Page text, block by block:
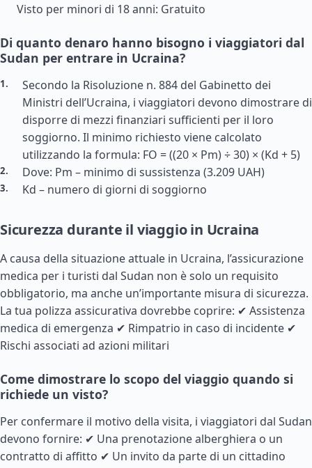
Visto per minori di 18 anni: Gratuito
Di quanto denaro hanno bisogno i viaggiatori dal
Sudan per entrare in Ucraina?
Secondo la Risoluzione n. 884 del Gabinetto dei
Ministri dell’Ucraina, i viaggiatori devono dimostrare di
disporre di mezzi finanziari sufficienti per il loro
soggiorno. Il minimo richiesto viene calcolato
utilizzando la formula: FO = ((20 × Pm) ÷ 30) × (Kd + 5)
Dove: Pm – minimo di sussistenza (3.209 UAH)
Kd – numero di giorni di soggiorno
Sicurezza durante il viaggio in Ucraina
A causa della situazione attuale in Ucraina, l’assicurazione
medica per i turisti dal Sudan non è solo un requisito
obbligatorio, ma anche un’importante misura di sicurezza.
La tua polizza assicurativa dovrebbe coprire: ✔ Assistenza
medica di emergenza ✔ Rimpatrio in caso di incidente ✔
Rischi associati ad azioni militari
Come dimostrare lo scopo del viaggio quando si
richiede un visto?
Per confermare il motivo della visita, i viaggiatori dal Sudan
devono fornire: ✔ Una prenotazione alberghiera o un
contratto di affitto ✔ Un invito da parte di un cittadino